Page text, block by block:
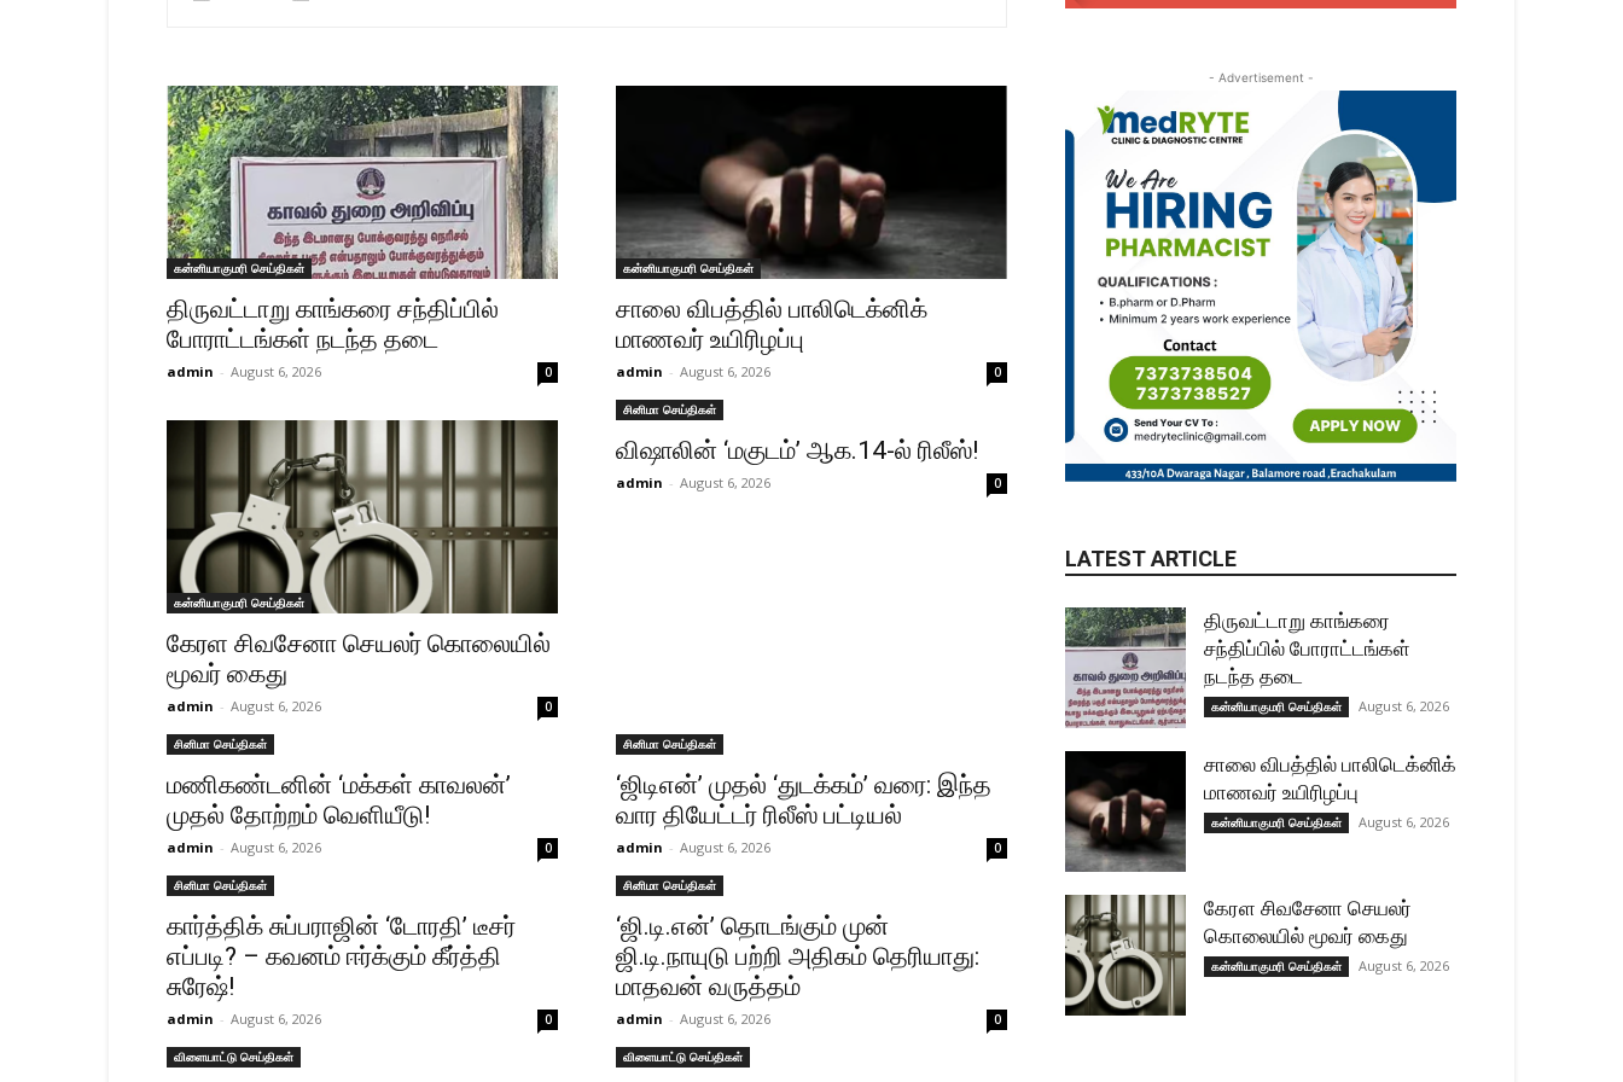
Kumari
News
|
Kanyakumari
News
கன்னியாகுமரி செய்திகள்
திருவட்டாறு காங்கரை சந்திப்பில்
போராட்டங்கள் நடந்த தடை
admin - August 6, 2026 0
கன்னியாகுமரி செய்திகள்
சாலை விபத்தில் பாலிடெக்னிக்
மாணவர் உயிரிழப்பு
admin - August 6, 2026 0
கன்னியாகுமரி செய்திகள்
கேரள சிவசேனா செயலர் கொலையில்
மூவர் கைது
admin - August 6, 2026 0
சினிமா செய்திகள்
விஷாலின் ‘மகுடம்’ ஆக.14-ல் ரிலீஸ்!
admin - August 6, 2026 0
சினிமா செய்திகள்
மணிகண்டனின் ‘மக்கள் காவலன்’
முதல் தோற்றம் வெளியீடு!
admin - August 6, 2026 0
சினிமா செய்திகள்
‘ஜிடிஎன்’ முதல் ‘துடக்கம்’ வரை: இந்த
வார தியேட்டர் ரிலீஸ் பட்டியல்
admin - August 6, 2026 0
சினிமா செய்திகள்
கார்த்திக் சுப்பராஜின் ‘டோரதி’ டீசர்
எப்படி? – கவனம் ஈர்க்கும் கீர்த்தி
சுரேஷ்!
admin - August 6, 2026 0
சினிமா செய்திகள்
‘ஜி.டி.என்’ தொடங்கும் முன்
ஜி.டி.நாயுடு பற்றி அதிகம் தெரியாது:
மாதவன் வருத்தம்
admin - August 6, 2026 0
விளையாட்டு செய்திகள் விளையாட்டு செய்திகள்
- Advertisement -
LATEST ARTICLE
திருவட்டாறு காங்கரை
சந்திப்பில் போராட்டங்கள்
நடந்த தடை
கன்னியாகுமரி செய்திகள் August 6, 2026
சாலை விபத்தில் பாலிடெக்னிக்
மாணவர் உயிரிழப்பு
கன்னியாகுமரி செய்திகள் August 6, 2026
கேரள சிவசேனா செயலர்
கொலையில் மூவர் கைது
கன்னியாகுமரி செய்திகள் August 6, 2026